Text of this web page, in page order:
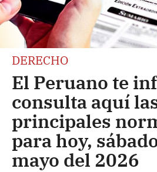
DERECHO
El Peruano te
consulta aquí
principales
para hoy,
mayo del 2026